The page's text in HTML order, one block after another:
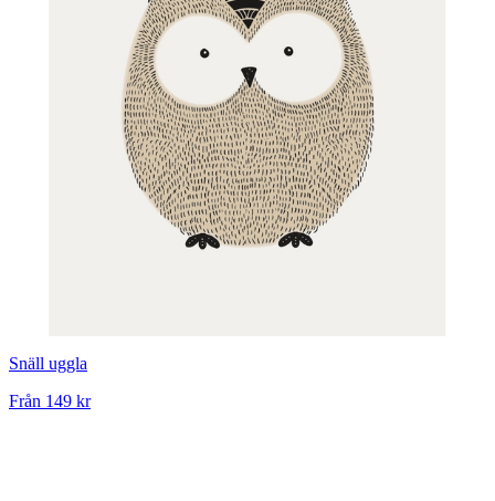
Snäll uggla
Från 149 kr